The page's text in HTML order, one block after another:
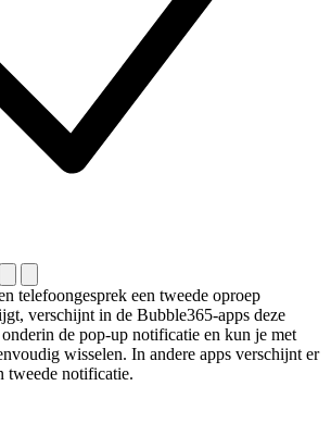
telefoongesprek een tweede oproep
verschijnt in de Bubble365-apps deze
de pop-up notificatie en kun je met
wisselen. In andere apps verschijnt er
tweede notificatie.